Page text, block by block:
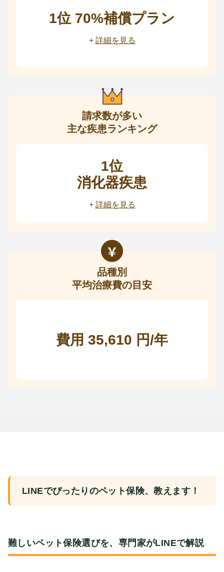
1位 70%補償プラン
+ 詳細を見る
請求数が多い
主な疾患ランキング
1位
消化器疾患
+ 詳細を見る
品種別
平均治療費の目安
費用 35,610 円/年
LINEでぴったりのペット保険、教えます！
難しいペット保険選びを、専門家がLINEで解説